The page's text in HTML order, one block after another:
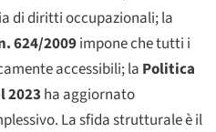
di diritti occupazionali; la
624/2009impone che tutti i
accessibili; la Politica
2023 ha aggiornato
La sfida strutturale è il